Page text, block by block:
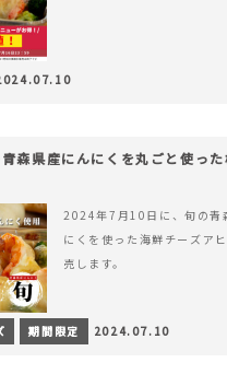
青森県産にんにくを丸ごと使っ
2024年7月10日に、旬の青
にくを使った海鮮チーズア
売します。
期間限定 2024.07.10